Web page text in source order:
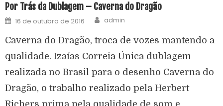
Por Trás da Dublagem – Caverna do Dragão
16 de outubro de 2016 admin
Caverna do Dragão, troca de vozes mantendo a
qualidade. Izaías Correia Única dublagem
realizada no Brasil para o desenho Caverna do
Dragão, o trabalho realizado pela Herbert
Richers prima pela qualidade de som e